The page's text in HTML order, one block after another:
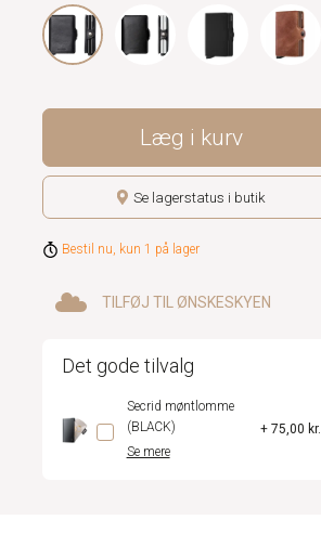
Læg i kurv
Se lagerstatus i butik
Bestil nu, kun 1 på lager
TILFØJ TIL ØNSKESKYEN
Det gode tilvalg
Secrid møntlomme
(BLACK)
Se mere
+ 75,00 kr.